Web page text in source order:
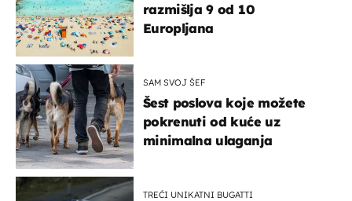
razmišlja 9 od 10
Europljana
SAM SVOJ ŠEF
Šest poslova koje možete
pokrenuti od kuće uz
minimalna ulaganja
TREĆI UNIKATNI BUGATTI